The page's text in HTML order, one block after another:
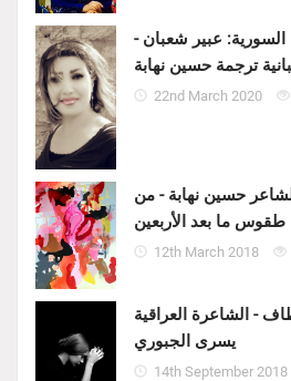
عبير شعبان -
ترجمة حسين نهابة
22nd March 2020
حسين نهابة - من
طقوس ما بعد الأربعين
12th March 2018
- الشاعرة العراقية
يسرى الجبوري
14th September 2018